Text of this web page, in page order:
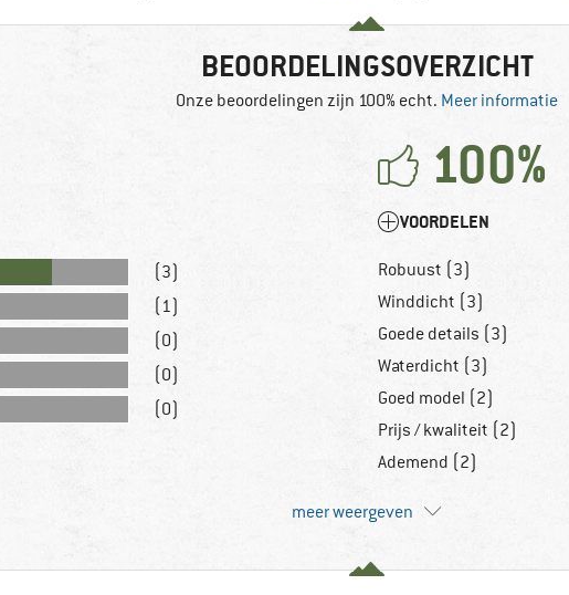
BEOORDELINGSOVERZICHT
Onze beoordelingen zijn 100% echt. Meer informatie
100%
(3)
(1)
(0)
(0)
(0)
VOORDELEN
Robuust (3)
Winddicht (3)
Goede details (3)
Waterdicht (3)
Goed model (2)
Prijs / kwaliteit (2)
Ademend (2)
meer weergeven